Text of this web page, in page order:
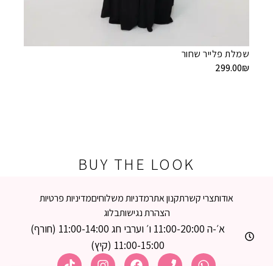
שמלת פלייר שחור
299.00₪
BUY THE LOOK
אודותצרי קשרתקנון אתרמדניות משלוחיםמדיניות פרטיות
הצהרת נגישותבלוג
א׳-ה 11:00-20:00 ו׳ וערבי חג 11:00-14:00 (חורף)
11:00-15:00 (קיץ)